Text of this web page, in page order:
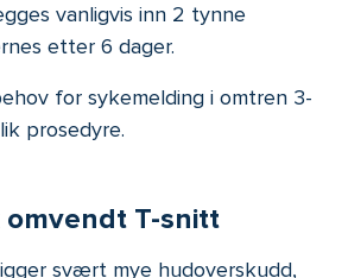
vanligvis inn 2 tynne
etter 6 dager.
for sykemelding i omtren 3-
prosedyre.
T-snitt
svært mye hudoverskudd,